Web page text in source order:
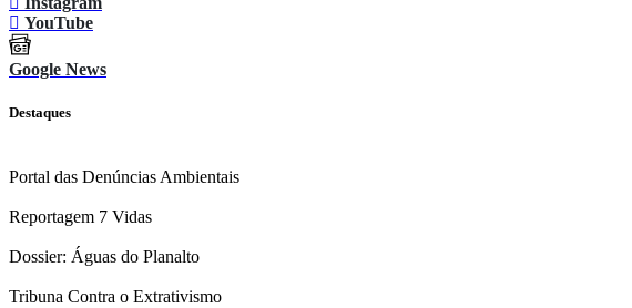
YouTube
Google News
Destaques
Portal das Denúncias Ambientais
Reportagem 7 Vidas
Dossier: Águas do Planalto
Tribuna Contra o Extrativismo